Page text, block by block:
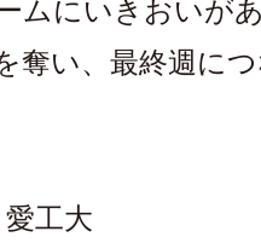
ムにいきおいが
奪い、最終週に
工大